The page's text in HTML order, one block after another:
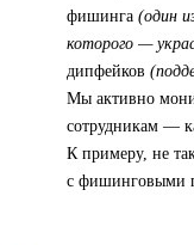
фишинга (один
которого —
дипфейков
Мы активно
сотрудникам —
К примеру, не
с фишинговыми